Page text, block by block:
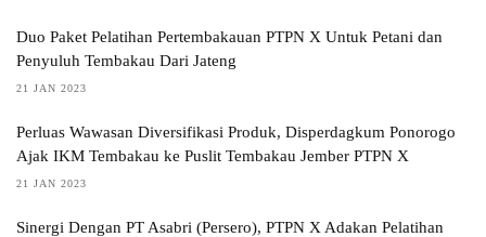
Duo Paket Pelatihan Pertembakauan PTPN X Untuk Petani dan
Penyuluh Tembakau Dari Jateng
21 JAN 2023
Perluas Wawasan Diversifikasi Produk, Disperdagkum Ponorogo
Ajak IKM Tembakau ke Puslit Tembakau Jember PTPN X
21 JAN 2023
Sinergi Dengan PT Asabri (Persero), PTPN X Adakan Pelatihan